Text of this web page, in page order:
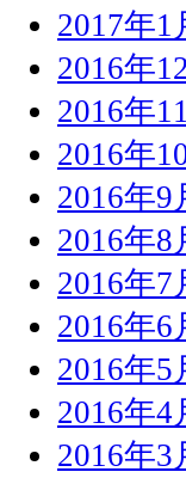
2017年1
2016年
2016年
2016年
2016年9
2016年8
2016年7
2016年6
2016年5
2016年4
2016年3